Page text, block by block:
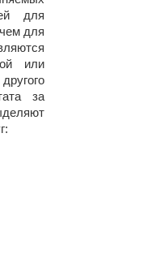
для
для
или
за